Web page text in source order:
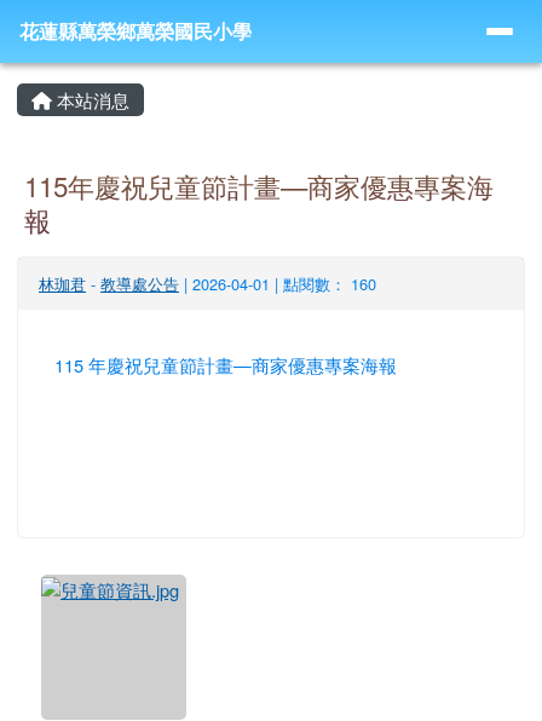
花蓮縣萬榮鄉萬榮國民小學
導覽列
花蓮縣萬榮鄉萬榮國民小學
主內容區域
本站消息
115年慶祝兒童節計畫—商家優惠專案海
報
林珈君 - 教導處公告 | 2026-04-01 | 點閱數： 160
115 年慶祝兒童節計畫—商家優惠專案海報
頁尾區域